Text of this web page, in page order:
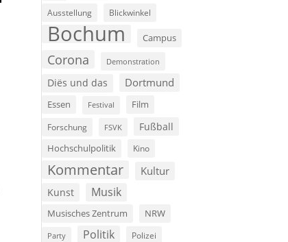
Ausstellung Blickwinkel
Bochum Campus
Corona Demonstration
Diës und das Dortmund
Essen Festival Film
Forschung FSVK Fußball
Hochschulpolitik Kino
Kommentar Kultur
Kunst Musik
Musisches Zentrum NRW
Party Politik Polizei